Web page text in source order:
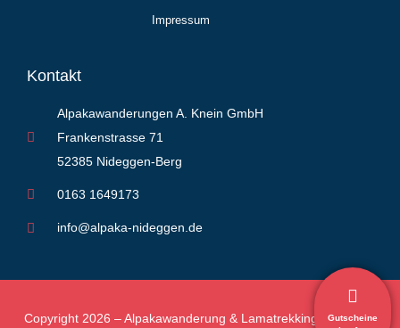
Impressum
Kontakt
Alpakawanderungen A. Knein GmbH
Frankenstrasse 71
52385 Nideggen-Berg
0163 1649173
info@alpaka-nideggen.de
Copyright 2026 – Alpakawanderung & Lamatrekking Nideggen
Gutscheine